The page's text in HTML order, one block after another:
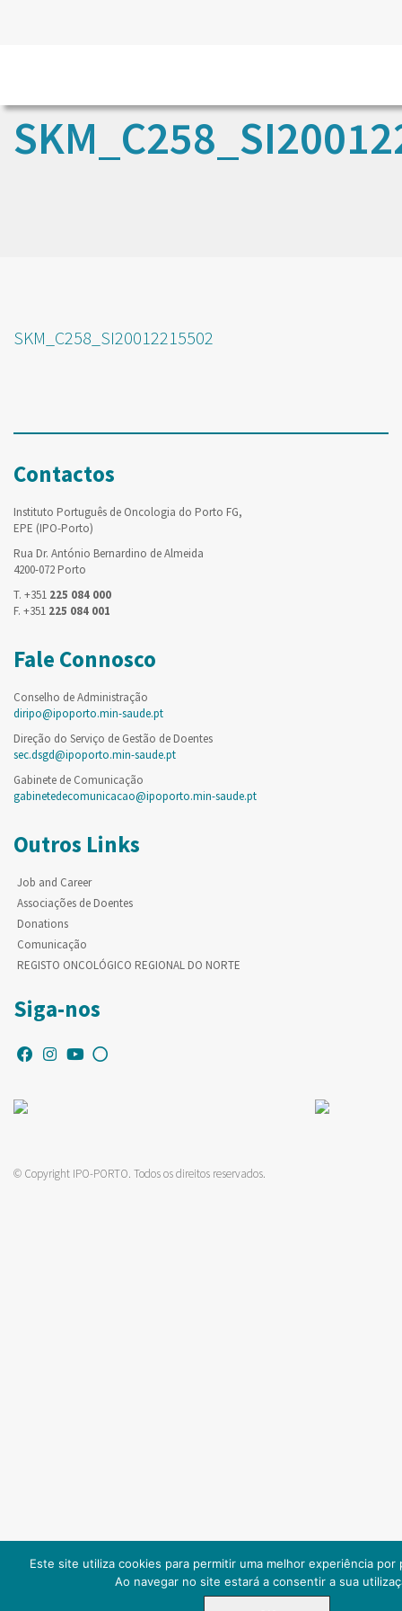
SKM_C258_SI20012215502
Contactos
Instituto Português de Oncologia do Porto FG,
EPE (IPO-Porto)
Rua Dr. António Bernardino de Almeida
4200-072 Porto
T. +351 225 084 000
F. +351 225 084 001
Fale Connosco
Conselho de Administração
diripo@ipoporto.min-saude.pt
Direção do Serviço de Gestão de Doentes
sec.dsgd@ipoporto.min-saude.pt
Gabinete de Comunicação
gabinetedecomunicacao@ipoporto.min-saude.pt
Outros Links
Job and Career
Associações de Doentes
Donations
Comunicação
REGISTO ONCOLÓGICO REGIONAL DO NORTE
Siga-nos
© Copyright IPO-PORTO. Todos os direitos reservados.
Este site utiliza cookies para permitir uma melhor experiência por
Ao navegar no site estará a consentir a sua